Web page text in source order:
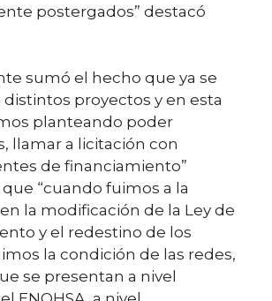
postergados” destacó
sumó el hecho que ya se
distintos proyectos y en esta
planteando poder
llamar a licitación con
de financiamiento”
“cuando fuimos a la
la modificación de la Ley de
y el redestino de los
la condición de las redes,
se presentan a nivel